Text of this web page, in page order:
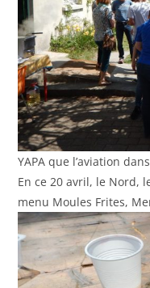
YAPA que l’aviation
En ce 20 avril, le Nord,
menu Moules Frites,